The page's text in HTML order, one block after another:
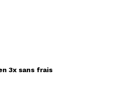
3x sans frais